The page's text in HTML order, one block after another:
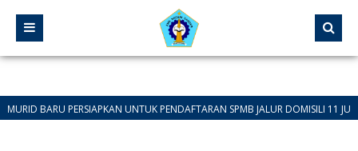
PERSIAPKAN UNTUK PENDAFTARAN SPMB JALUR DOMISILI 11 JUNI 2026